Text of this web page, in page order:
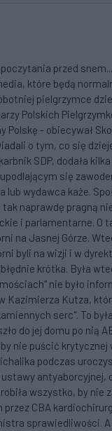
przed
które będą
pielgrzymce
Polskich
Polskę - obiecywał
o tym, co się
SDP, dodała
się
lub wydawca każe.
naprawdę pragną
i parlamentarne.
na Jasnej Górze.
byli na wizji i w
krótka. Była
nie było
Kazimierza Kutza,
serc". To
do jej domu po nią
nie puścić
podczas
wszystko, by nie
CBA
sprawiedliwości.